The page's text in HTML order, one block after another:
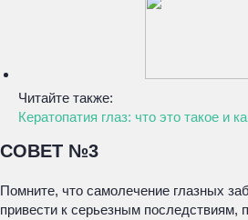
Читайте также:
Кератопатия глаз: что это такое и
СОВЕТ №3
Помните, что самолечение глазных
привести к серьезным последствиям,